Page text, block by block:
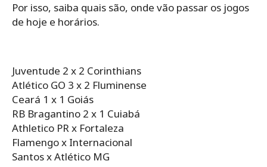
Por isso, saiba quais são, onde vão passar os jogos
de hoje e horários.
Juventude 2 x 2 Corinthians
Atlético GO 3 x 2 Fluminense
Ceará 1 x 1 Goiás
RB Bragantino 2 x 1 Cuiabá
Athletico PR x Fortaleza
Flamengo x Internacional
Santos x Atlético MG